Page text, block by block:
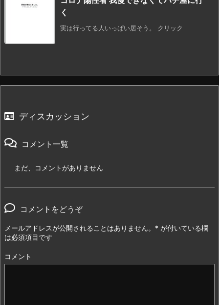
く
実は行ってる人いっぱい居そう。 クリック
ディスカッション
コメント一覧
まだ、コメントがありません
コメントをどうぞ
メールアドレスが公開されることはありません。 * が付いている欄
は必須項目です
コメント